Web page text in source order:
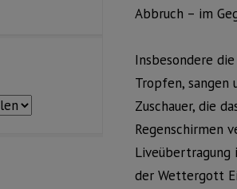
Abbruch – im
Insbesondere
Tropfen,
Zuschauer, die
Regenschirmen
Liveübertragung
der Wettergott